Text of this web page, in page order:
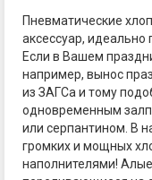
Пневматические
аксессуар,
Если в Вашем
например, вынос
из ЗАГСа и тому
одновременным
или серпантином. В
громких и мощных
наполнителями!